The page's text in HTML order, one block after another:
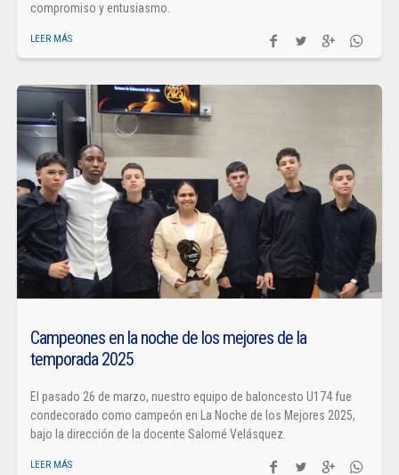
compromiso y entusiasmo.
LEER MÁS
Campeones en la noche de los mejores de la
temporada 2025
El pasado 26 de marzo, nuestro equipo de baloncesto U174 fue
condecorado como campeón en La Noche de los Mejores 2025,
bajo la dirección de la docente Salomé Velásquez.
LEER MÁS